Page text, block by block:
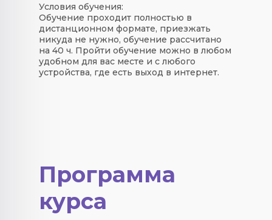
Условия обучения:
Обучение проходит полностью в
дистанционном формате, приезжать
никуда не нужно, обучение рассчитано
на 40 ч. Пройти обучение можно в любом
удобном для вас месте и с любого
устройства, где есть выход в интернет.
Программа
курса